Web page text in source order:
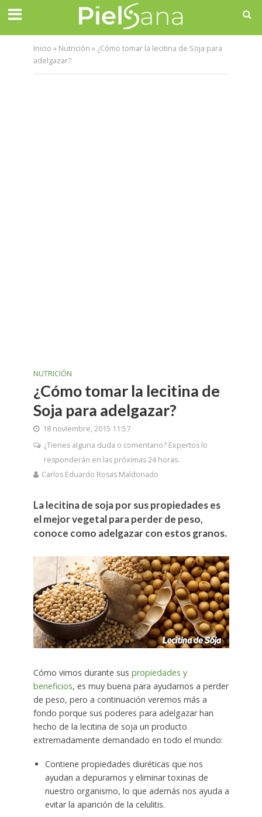
Inicio » Nutrición » ¿Cómo tomar la lecitina de Soja para
adelgazar?
NUTRICIÓN
¿Cómo tomar la lecitina de
Soja para adelgazar?
18 noviembre, 2015 11:57
¿Tienes alguna duda o comentario? Expertos lo
responderán en las próximas 24 horas.
Carlos Eduardo Rosas Maldonado
La lecitina de soja por sus propiedades es
el mejor vegetal para perder de peso,
conoce como adelgazar con estos granos.
Cómo vimos durante sus propiedades y
beneficios, es muy buena para ayudarnos a perder
de peso, pero a continuación veremos más a
fondo porque sus poderes para adelgazar han
hecho de la lecitina de soja un producto
extremadamente demandado en todo el mundo:
Contiene propiedades diuréticas que nos
ayudan a depurarnos y eliminar toxinas de
nuestro organismo, lo que además nos ayuda a
evitar la aparición de la celulitis.